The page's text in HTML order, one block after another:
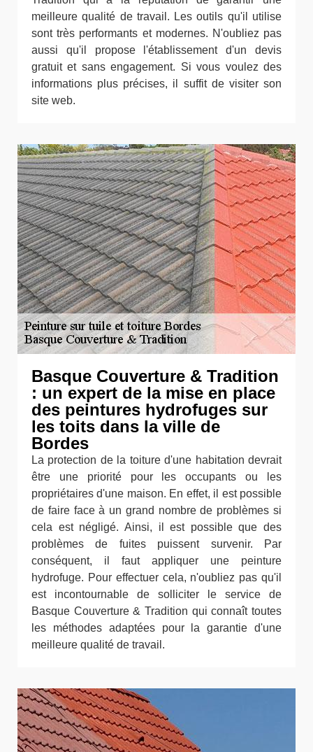
meilleure qualité de travail. Les outils qu'il utilise
sont très performants et modernes. N'oubliez pas
aussi qu'il propose l'établissement d'un devis
gratuit et sans engagement. Si vous voulez des
informations plus précises, il suffit de visiter son
site web.
Basque Couverture & Tradition
: un expert de la mise en place
des peintures hydrofuges sur
les toits dans la ville de
Bordes
La protection de la toiture d'une habitation devrait
être une priorité pour les occupants ou les
propriétaires d'une maison. En effet, il est possible
de faire face à un grand nombre de problèmes si
cela est négligé. Ainsi, il est possible que des
problèmes de fuites puissent survenir. Par
conséquent, il faut appliquer une peinture
hydrofuge. Pour effectuer cela, n'oubliez pas qu'il
est incontournable de solliciter le service de
Basque Couverture & Tradition qui connaît toutes
les méthodes adaptées pour la garantie d'une
meilleure qualité de travail.